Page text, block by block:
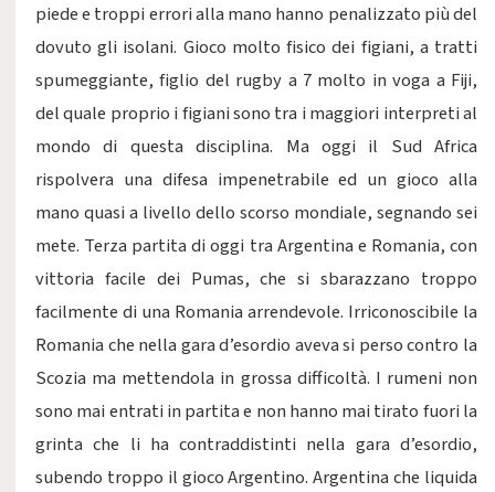
piede e troppi errori alla mano hanno penalizzato più del
dovuto gli isolani. Gioco molto fisico dei figiani, a tratti
spumeggiante, figlio del rugby a 7 molto in voga a Fiji,
del quale proprio i figiani sono tra i maggiori interpreti al
mondo di questa disciplina. Ma oggi il Sud Africa
rispolvera una difesa impenetrabile ed un gioco alla
mano quasi a livello dello scorso mondiale, segnando sei
mete. Terza partita di oggi tra Argentina e Romania, con
vittoria facile dei Pumas, che si sbarazzano troppo
facilmente di una Romania arrendevole. Irriconoscibile la
Romania che nella gara d’esordio aveva si perso contro la
Scozia ma mettendola in grossa difficoltà. I rumeni non
sono mai entrati in partita e non hanno mai tirato fuori la
grinta che li ha contraddistinti nella gara d’esordio,
subendo troppo il gioco Argentino. Argentina che liquida